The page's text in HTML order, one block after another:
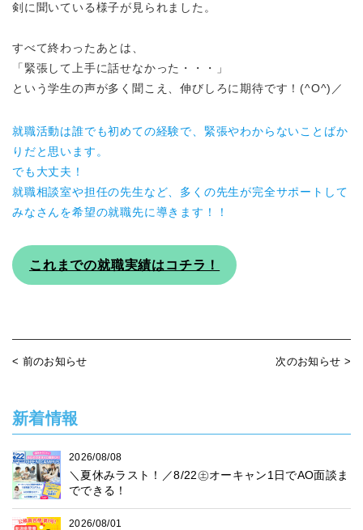
剣に聞いている様子が見られました。
すべて終わったあとは、
「緊張して上手に話せなかった・・・」
という学生の声が多く聞こえ、伸びしろに期待です！(^O^)／
就職活動は誰でも初めての経験で、緊張やわからないことばか
りだと思います。
でも大丈夫！
就職相談室や担任の先生など、多くの先生が完全サポートして
みなさんを希望の就職先に導きます！！
これまでの就職実績はコチラ！
< 前のお知らせ 次のお知らせ >
新着情報
2026/08/08
＼夏休みラスト！／8/22㊏オーキャン1日でAO面談ま
でできる！
2026/08/01